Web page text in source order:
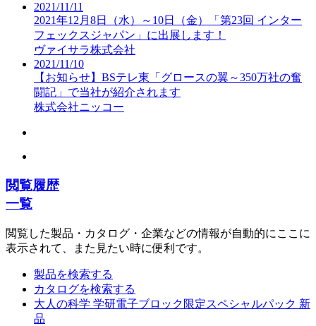
2021/11/11
2021年12月8日（水）～10日（金）「第23回 インター
フェックスジャパン」に出展します！
ヴァイサラ株式会社
2021/11/10
【お知らせ】BSテレ東「グロースの翼～350万社の奮
闘記」で当社が紹介されます
株式会社ニッコー
閲覧履歴
一覧
閲覧した製品・カタログ・企業などの情報が自動的にここに
表示されて、また見たい時に便利です。
製品を検索する
カタログを検索する
大人の科学 学研電子ブロック限定スペシャルパック 新
品